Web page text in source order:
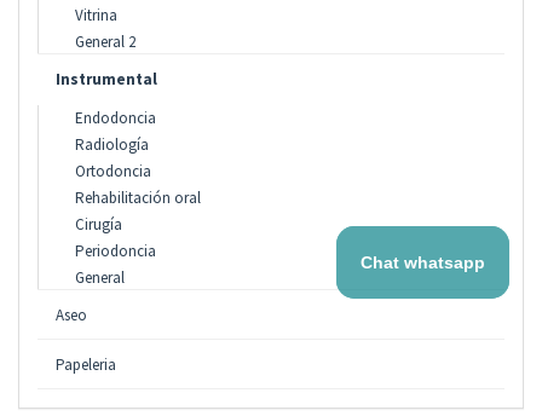
Vitrina
General 2
Instrumental
Endodoncia
Radiología
Ortodoncia
Rehabilitación oral
Cirugía
Periodoncia
General
Aseo
Papeleria
Chat whatsapp